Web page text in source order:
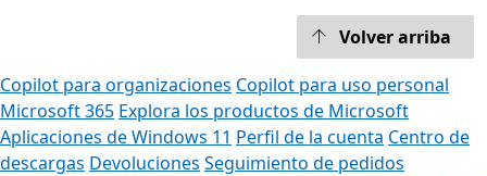
Volver arriba
Copilot para organizaciones Copilot para uso personal
Microsoft 365 Explora los productos de Microsoft
Aplicaciones de Windows 11 Perfil de la cuenta Centro de
descargas Devoluciones Seguimiento de pedidos